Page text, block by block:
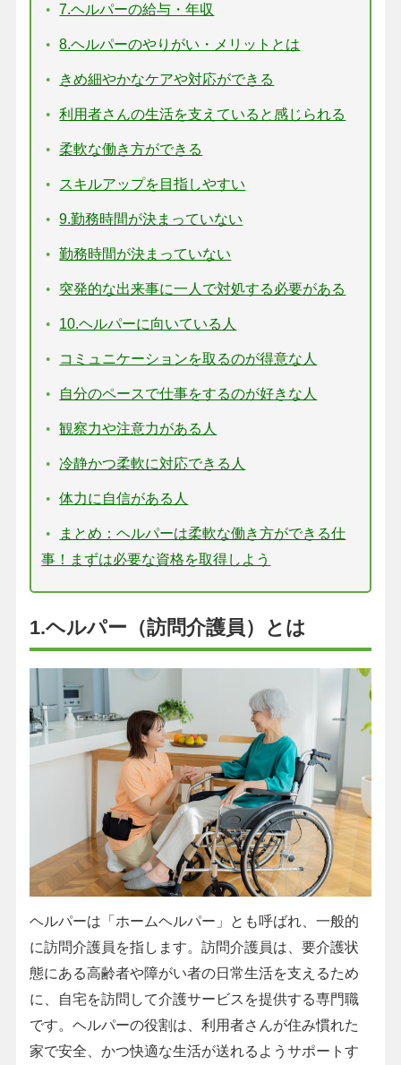
7.ヘルパーの給与・年収
8.ヘルパーのやりがい・メリットとは
きめ細やかなケアや対応ができる
利用者さんの生活を支えていると感じられる
柔軟な働き方ができる
スキルアップを目指しやすい
9.勤務時間が決まっていない
勤務時間が決まっていない
突発的な出来事に一人で対処する必要がある
10.ヘルパーに向いている人
コミュニケーションを取るのが得意な人
自分のペースで仕事をするのが好きな人
観察力や注意力がある人
冷静かつ柔軟に対応できる人
体力に自信がある人
まとめ：ヘルパーは柔軟な働き方ができる仕
事！まずは必要な資格を取得しよう
1.ヘルパー（訪問介護員）とは
ヘルパーは「ホームヘルパー」とも呼ばれ、一般的
に訪問介護員を指します。訪問介護員は、要介護状
態にある高齢者や障がい者の日常生活を支えるため
に、自宅を訪問して介護サービスを提供する専門職
です。ヘルパーの役割は、利用者さんが住み慣れた
家で安全、かつ快適な生活が送れるようサポートす